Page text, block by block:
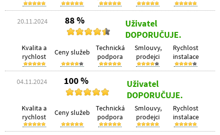
20.11.2024 88 %
Uživatel
DOPORUČUJE.
Kvalita a
rychlost
Ceny služeb
Technická
podpora
Smlouvy,
prodejci
Rychlost
instalace
04.11.2024 100 %
Uživatel
DOPORUČUJE.
Kvalita a
rychlost
Ceny služeb
Technická
podpora
Smlouvy,
prodejci
Rychlost
instalace